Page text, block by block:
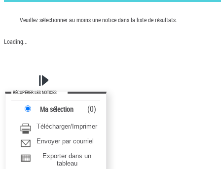
Veuillez sélectionner au moins une notice dans la liste de résultats.
Loading...
RÉCUPÉRER LES NOTICES
Ma sélection (0)
Télécharger/Imprimer
Envoyer par courriel
Exporter dans un
tableau